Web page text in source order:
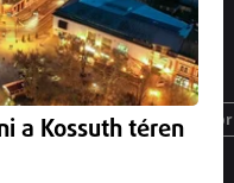
Üzlet
a Kossuth téren